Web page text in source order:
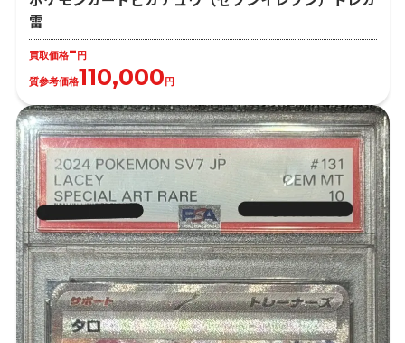
雷
買取価格-円
質参考価格110,000円